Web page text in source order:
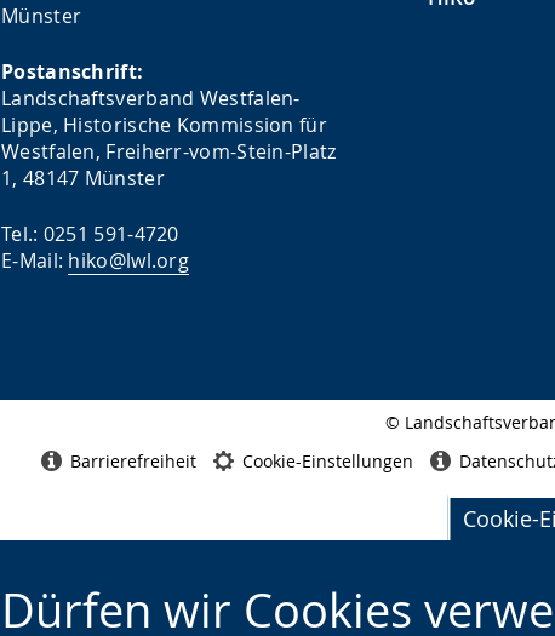
Cookie-
Dürfen wir Cookies
Münster
Postanschrift:
Landschaftsverband Westfalen-
Lippe, Historische Kommission für
Westfalen, Freiherr-vom-Stein-Platz
1, 48147 Münster
Tel.: 0251 591-4720
E-Mail: hiko@lwl.org
©
Barrierefreiheit Cookie-Einstellungen